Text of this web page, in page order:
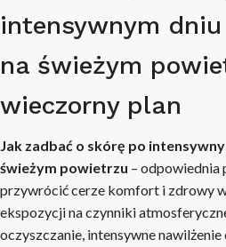
intensywnym
na świeżym
wieczorny plan
Jak zadbać o skórę po
świeżym powietrzu – odpowiednia
przywrócić cerze komfort i zdrowy
ekspozycji na czynniki
oczyszczanie, intensywne